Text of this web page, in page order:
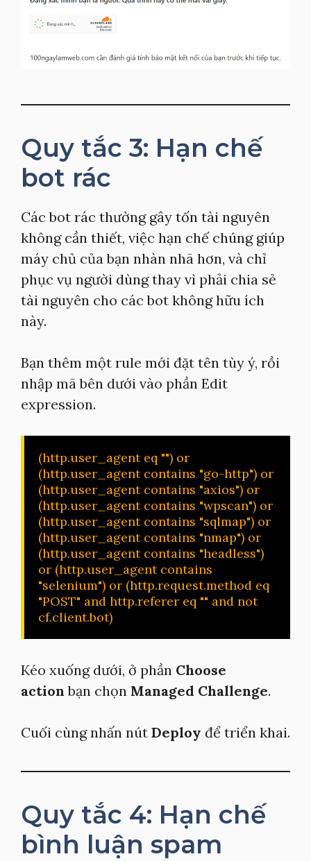
Quy tắc 3: Hạn chế
bot rác
Các bot rác thường gây tốn tài nguyên
không cần thiết, việc hạn chế chúng giúp
máy chủ của bạn nhàn nhã hơn, và chỉ
phục vụ người dùng thay vì phải chia sẻ
tài nguyên cho các bot không hữu ích
này.
Bạn thêm một rule mới đặt tên tùy ý, rồi
nhập mã bên dưới vào phần Edit
expression.
(http.user_agent eq "") or
(http.user_agent contains "go-http") or
(http.user_agent contains "axios") or
(http.user_agent contains "wpscan") or
(http.user_agent contains "sqlmap") or
(http.user_agent contains "nmap") or
(http.user_agent contains "headless")
or (http.user_agent contains
"selenium") or (http.request.method eq
"POST" and http.referer eq "" and not
cf.client.bot)
Kéo xuống dưới, ở phần Choose
action bạn chọn Managed Challenge.
Cuối cùng nhấn nút Deploy để triển khai.
Quy tắc 4: Hạn chế
bình luận spam